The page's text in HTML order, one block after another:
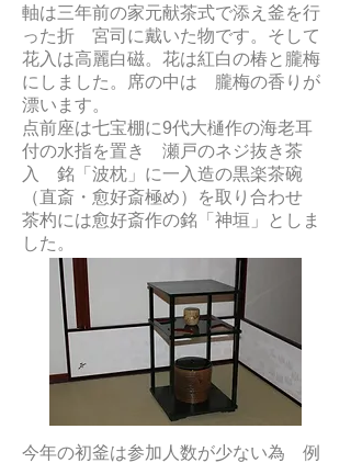
軸は三年前の家元献茶式で添え釜を行
った折 宮司に戴いた物です。そして
花入は高麗白磁。花は紅白の椿と朧梅
にしました。席の中は 朧梅の香りが
漂います。
点前座は七宝棚に9代大樋作の海老耳
付の水指を置き 瀬戸のネジ抜き茶
入 銘「波枕」に一入造の黒楽茶碗
（直斎・愈好斎極め）を取り合わせ
茶杓には愈好斎作の銘「神垣」としま
した。
今年の初釜は参加人数が少ない為 例